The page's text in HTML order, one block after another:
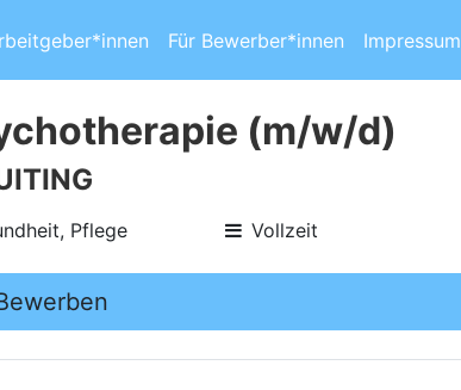
Für Bewerber*innen Impressum
(m/w/d)
Pflege Vollzeit